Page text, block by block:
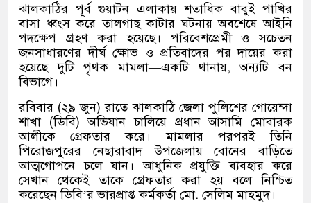
ঝালকাঠির পূর্ব গুয়াটন এলাকায় শতাধিক বাবুই পাখির
বাসা ধ্বংস করে তালগাছ কাটার ঘটনায় অবশেষে আইনি
পদক্ষেপ গ্রহণ করা হয়েছে। পরিবেশপ্রেমী ও সচেতন
জনসাধারণের দীর্ঘ ক্ষোভ ও প্রতিবাদের পর দায়ের করা
হয়েছে দুটি পৃথক মামলা—একটি থানায়, অন্যটি বন
বিভাগে।
রবিবার (২৯ জুন) রাতে ঝালকাঠি জেলা পুলিশের গোয়েন্দা
শাখা (ডিবি) অভিযান চালিয়ে প্রধান আসামি মোবারক
আলীকে গ্রেফতার করে। মামলার পরপরই তিনি
পিরোজপুরের নেছারাবাদ উপজেলায় বোনের বাড়িতে
আত্মগোপনে চলে যান। আধুনিক প্রযুক্তি ব্যবহার করে
সেখান থেকেই তাকে গ্রেফতার করা হয় বলে নিশ্চিত
করেছেন ডিবি’র ভারপ্রাপ্ত কর্মকর্তা মো. সেলিম মাহমুদ।